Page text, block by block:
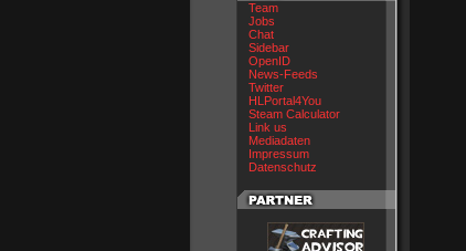
Team
Jobs
Chat
Sidebar
OpenID
News-Feeds
Twitter
HLPortal4You
Steam Calculator
Link us
Mediadaten
Impressum
Datenschutz